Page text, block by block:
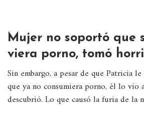
Mujer no soportó que
viera porno, tomó
Sin embargo, a pesar de que Patricia
que ya no consumiera porno, él lo vio
descubrió. Lo que causó la furia de la